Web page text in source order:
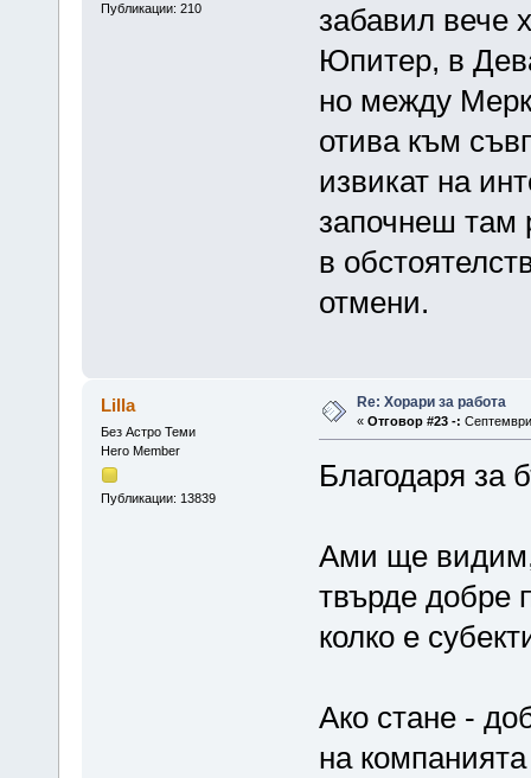
Публикации: 210
забавил вече
Юпитер, в
но между
отива към
извикат на
започнеш там
в
отмени.
Lilla
Без Астро Теми
Hero Member
Публикации: 13839
Re: Хорари за работа
« Отговор #23 -:
Благодаря за
Ами ще видим,
твърде добре
колко е
Ако стане -
на